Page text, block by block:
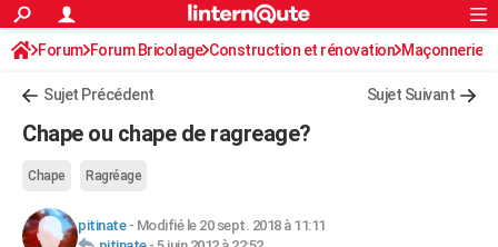
ACTUALITÉS
Politique
Société
Faits Divers
Education
Monde
Villes
+
AUTO
Rechercher
S'inscrire
Connexion
Forum Forum Bricolage Construction et rénovation Maçonnerie
Sujet Précédent Sujet Suivant
Chape ou chape de ragreage?
Chape Ragréage
pitinate- Modifié le 20 sept. 2018 à 11:11